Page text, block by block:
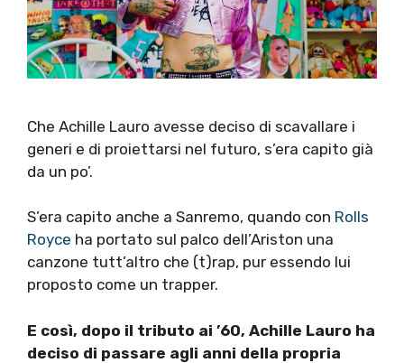
Che Achille Lauro avesse deciso di scavallare i
generi e di proiettarsi nel futuro, s’era capito già
da un po’.
S’era capito anche a Sanremo, quando con Rolls
Royce ha portato sul palco dell’Ariston una
canzone tutt’altro che (t)rap, pur essendo lui
proposto come un trapper.
E così, dopo il tributo ai ’60, Achille Lauro ha
deciso di passare agli anni della propria